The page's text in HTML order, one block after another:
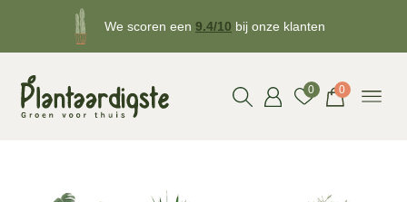
We scoren een 9.4/10 bij onze klanten
0 0